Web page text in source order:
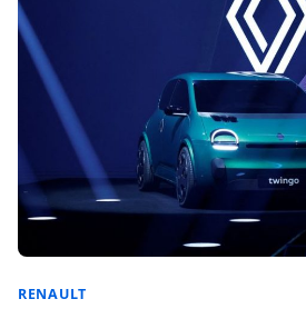
RENAULT